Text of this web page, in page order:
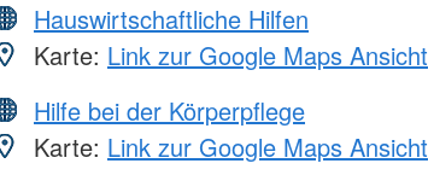
Hauswirtschaftliche Hilfen
Karte: Link zur Google Maps Ansicht
Hilfe bei der Körperpflege
Karte: Link zur Google Maps Ansicht